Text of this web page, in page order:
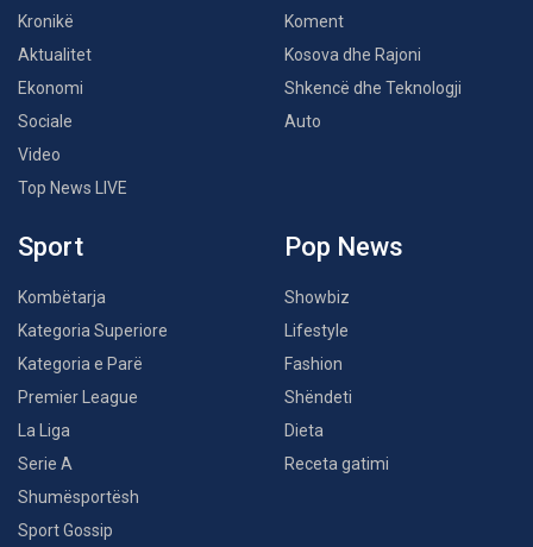
Kronikë
Aktualitet
Ekonomi
Sociale
Video
Top News LIVE
Koment
Kosova dhe Rajoni
Shkencë dhe Teknologji
Auto
Sport
Kombëtarja
Kategoria Superiore
Kategoria e Parë
Premier League
La Liga
Serie A
Shumësportësh
Sport Gossip
Pop News
Showbiz
Lifestyle
Fashion
Shëndeti
Dieta
Receta gatimi